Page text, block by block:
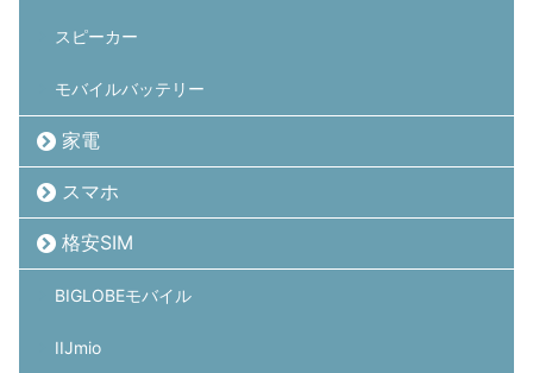
スピーカー
モバイルバッテリー
家電
スマホ
格安SIM
BIGLOBEモバイル
IIJmio